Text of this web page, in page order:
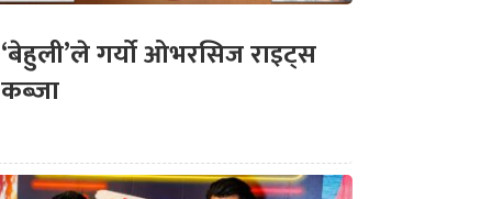
‘बेहुली’ले गर्यो ओभरसिज राइट्स
कब्जा